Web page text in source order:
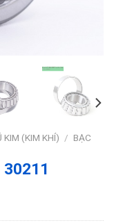
KIM (KIM KHÍ) / BẠC
30211